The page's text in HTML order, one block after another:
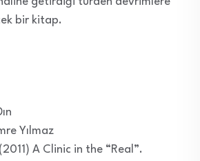
bir kitap.
Yılmaz
A Clinic in the “Real”.